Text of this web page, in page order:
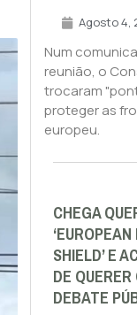
Agosto 4,
Num
reunião, o
trocaram
proteger as
europeu.
CHEGA
SHIELD’ E
DE
DEBATE